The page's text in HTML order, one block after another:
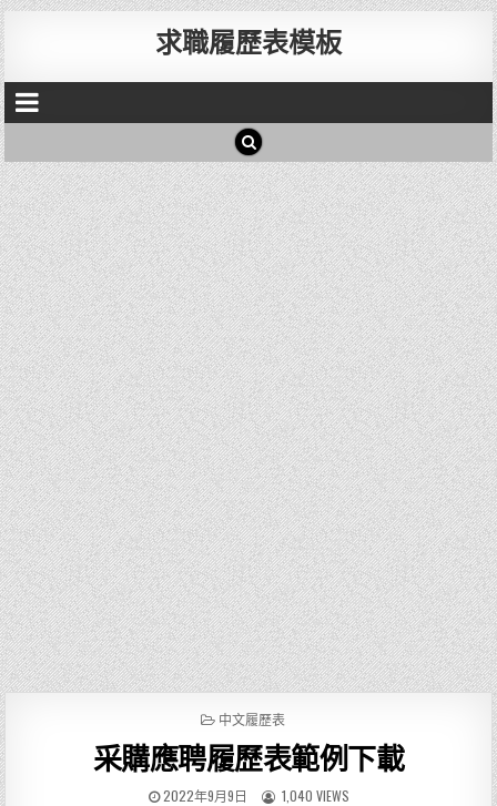
求職履歷表模板
P
S
T
E
中文履歷表
采購應聘履歷表範例下載
2022年9月9日 1,040 VIEWS